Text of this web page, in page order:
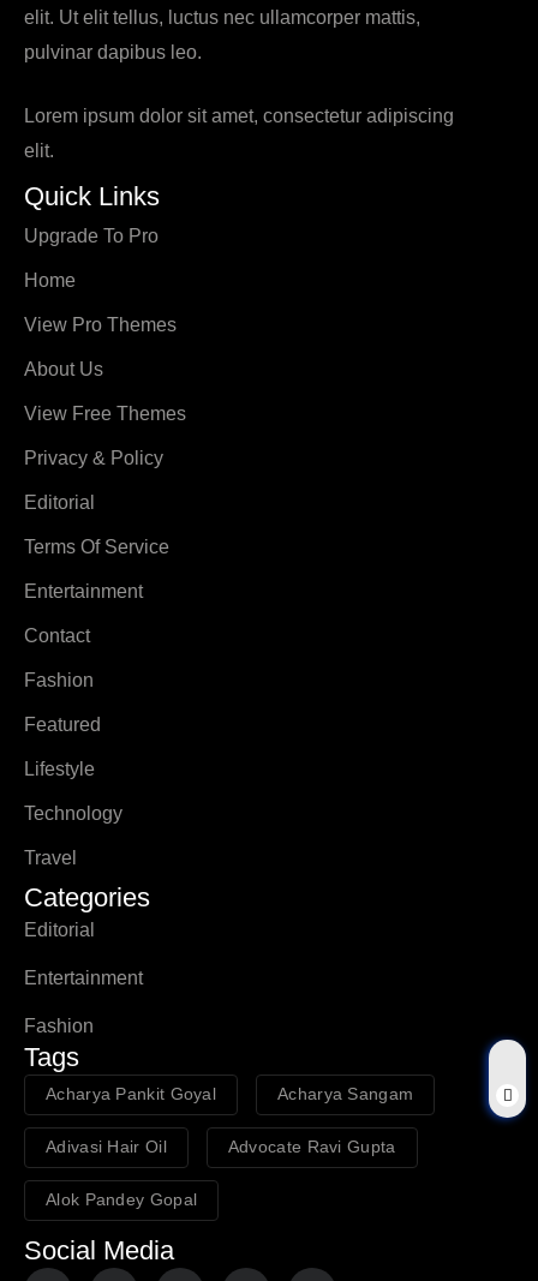
elit. Ut elit tellus, luctus nec ullamcorper mattis,
pulvinar dapibus leo.
Lorem ipsum dolor sit amet, consectetur adipiscing
elit.
Quick Links
Upgrade To Pro
Home
View Pro Themes
About Us
View Free Themes
Privacy & Policy
Editorial
Terms Of Service
Entertainment
Contact
Fashion
Featured
Lifestyle
Technology
Travel
Categories
Editorial
Entertainment
Fashion
Tags
Acharya Pankit Goyal Acharya Sangam
Adivasi Hair Oil Advocate Ravi Gupta
Alok Pandey Gopal
Social Media